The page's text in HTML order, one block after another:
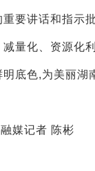
要讲话和指示
量化、资源化
底色,为美丽湖
媒记者 陈彬